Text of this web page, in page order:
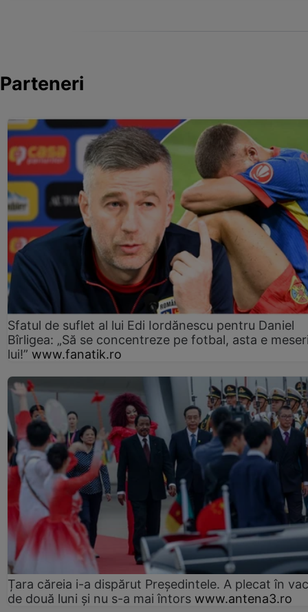
Parteneri
Sfatul de suflet al lui Edi Iordănescu pentru Daniel
Bîrligea: „Să se concentreze pe fotbal, asta e
lui!” www.fanatik.ro
Țara căreia i-a dispărut Președintele. A plecat în
de două luni și nu s-a mai întors www.antena3.ro